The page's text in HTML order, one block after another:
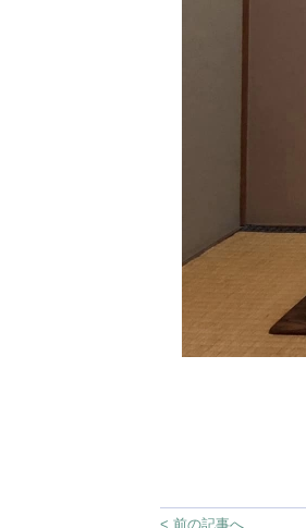
< 前の記事へ